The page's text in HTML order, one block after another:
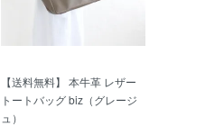
【送料無料】 本牛革 レザー
トートバッグ biz（グレージ
ュ）